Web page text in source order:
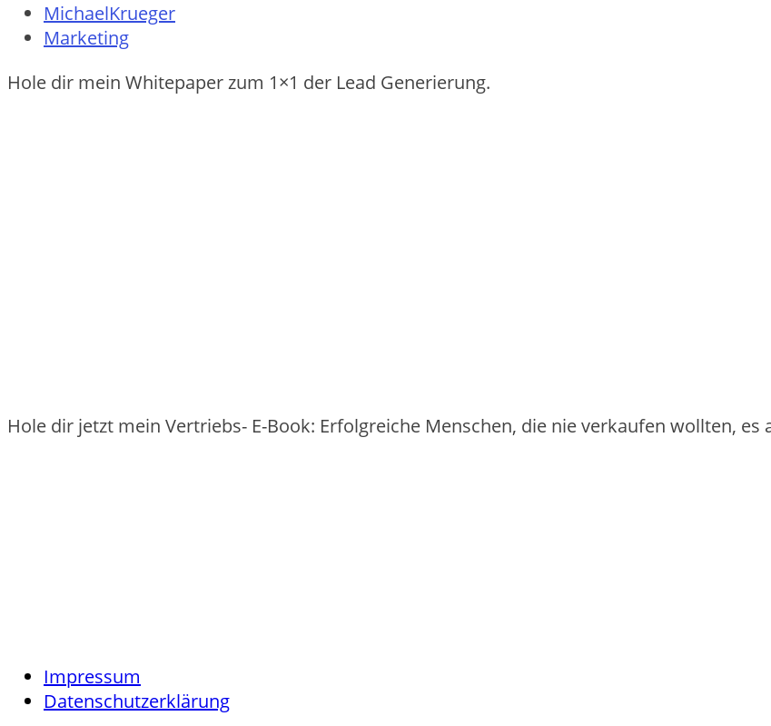
MichaelKrueger
Marketing
Hole dir mein Whitepaper zum 1×1 der Lead Generierung.
Hole dir jetzt mein Vertriebs- E-Book: Erfolgreiche Menschen, die nie verkaufen wollten,
Impressum
Datenschutzerklärung